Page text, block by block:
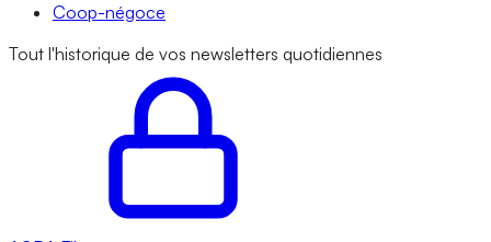
Coop-négoce
Tout l'historique de vos newsletters quotidiennes